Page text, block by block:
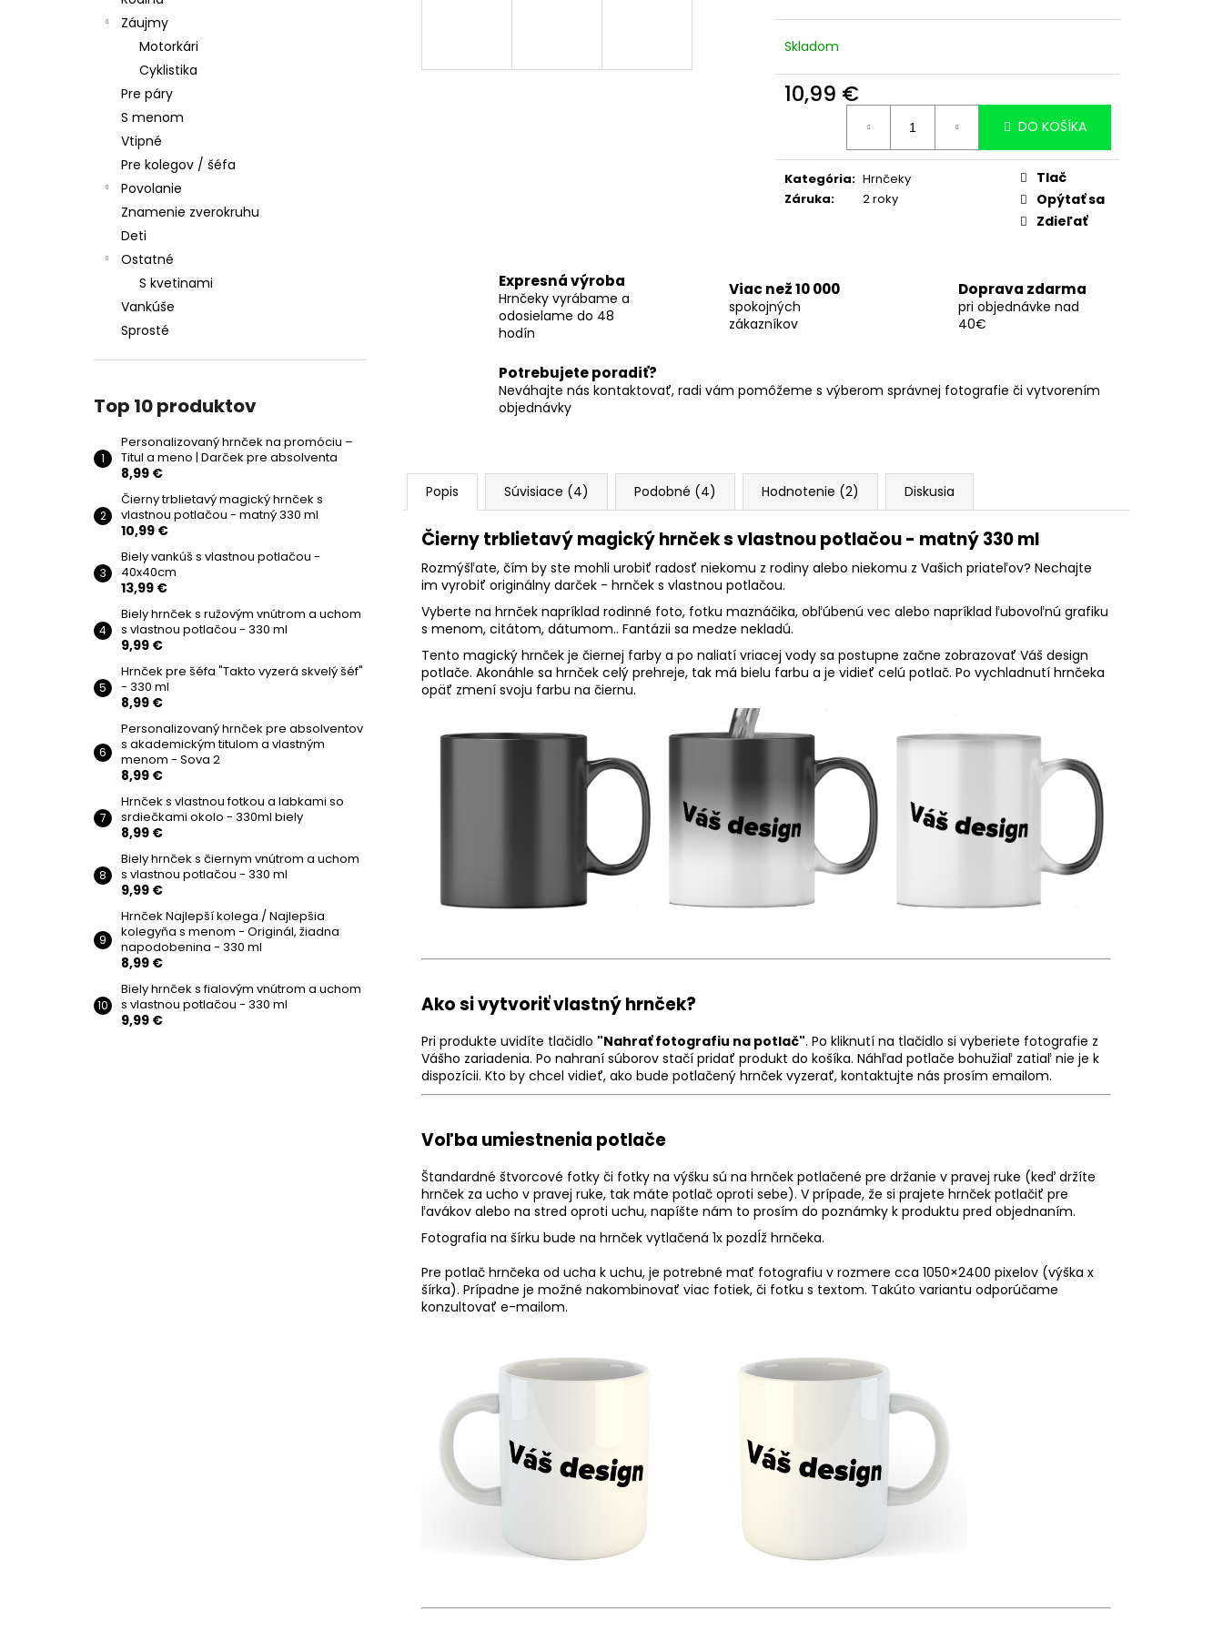
Záujmy
Motorkári
Cyklistika
Pre páry
S menom
Vtipné
Pre kolegov / šéfa
Povolanie
Znamenie zverokruhu
Deti
Ostatné
S kvetinami
Vankúše
Sprosté
Top 10 produktov
Personalizovaný hrnček na promóciu –
Titul a meno | Darček pre absolventa
8,99 €
Čierny trblietavý magický hrnček s
vlastnou potlačou - matný 330 ml
10,99 €
Biely vankúš s vlastnou potlačou -
40x40cm
13,99 €
Biely hrnček s ružovým vnútrom a uchom
s vlastnou potlačou - 330 ml
9,99 €
Hrnček pre šéfa "Takto vyzerá skvelý šéf"
- 330 ml
8,99 €
Personalizovaný hrnček pre absolventov
s akademickým titulom a vlastným
menom - Sova 2
8,99 €
Hrnček s vlastnou fotkou a labkami so
srdiečkami okolo - 330ml biely
8,99 €
Biely hrnček s čiernym vnútrom a uchom
s vlastnou potlačou - 330 ml
9,99 €
Hrnček Najlepší kolega / Najlepšia
kolegyňa s menom - Originál, žiadna
napodobenina - 330 ml
8,99 €
Biely hrnček s fialovým vnútrom a uchom
s vlastnou potlačou - 330 ml
9,99 €
Skladom
10,99 €
Jednotková
DO KOŠÍKA
Kategória: Hrnčeky
Záruka: 2 roky
Tlač
Opýtať sa
Zdieľať
Expresná výroba
Hrnčeky vyrábame a
odosielame do 48
hodín
Viac než 10 000
spokojných
zákazníkov
Doprava zdarma
pri objednávke nad
40€
Potrebujete poradiť?
Neváhajte nás kontaktovať, radi vám pomôžeme s výberom správnej fotografie či vytvorením
objednávky
Popis Súvisiace (4) Podobné (4) Hodnotenie (2) Diskusia
Čierny trblietavý magický hrnček s vlastnou potlačou - matný 330 ml
Rozmýšľate, čím by ste mohli urobiť radosť niekomu z rodiny alebo niekomu z Vašich priateľov? Nechajte
im vyrobiť originálny darček - hrnček s vlastnou potlačou.
Vyberte na hrnček napríklad rodinné foto, fotku maznáčika, obľúbenú vec alebo napríklad ľubovoľnú grafiku
s menom, citátom, dátumom.. Fantázii sa medze nekladú.
Tento magický hrnček je čiernej farby a po naliatí vriacej vody sa postupne začne zobrazovať Váš design
potlače. Akonáhle sa hrnček celý prehreje, tak má bielu farbu a je vidieť celú potlač. Po vychladnutí hrnčeka
opäť zmení svoju farbu na čiernu.
Ako si vytvoriť vlastný hrnček?
Pri produkte uvidíte tlačidlo "Nahrať fotografiu na potlač". Po kliknutí na tlačidlo si vyberiete fotografie z
Vášho zariadenia. Po nahraní súborov stačí pridať produkt do košíka. Náhľad potlače bohužiaľ zatiaľ nie je k
dispozícii. Kto by chcel vidieť, ako bude potlačený hrnček vyzerať, kontaktujte nás prosím emailom.
Voľba umiestnenia potlače
Štandardné štvorcové fotky či fotky na výšku sú na hrnček potlačené pre držanie v pravej ruke (keď držíte
hrnček za ucho v pravej ruke, tak máte potlač oproti sebe). V prípade, že si prajete hrnček potlačiť pre
ľavákov alebo na stred oproti uchu, napíšte nám to prosím do poznámky k produktu pred objednaním.
Fotografia na šírku bude na hrnček vytlačená 1x pozdĺž hrnčeka.
Pre potlač hrnčeka od ucha k uchu, je potrebné mať fotografiu v rozmere cca 1050×2400 pixelov (výška x
šírka). Prípadne je možné nakombinovať viac fotiek, či fotku s textom. Takúto variantu odporúčame
konzultovať e-mailom.